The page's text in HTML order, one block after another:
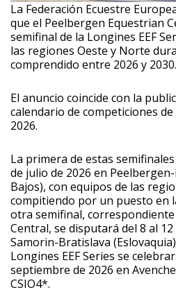
La Federación Ecuestre
que el Peelbergen Equestrian
semifinal de la Longines EEF
las regiones Oeste y Norte
comprendido entre 2026 y 2030.
El anuncio coincide con la
calendario de competiciones de
2026.
La primera de estas
de julio de 2026 en
Bajos), con equipos de las
compitiendo por un puesto en
otra semifinal,
Central, se disputará del 8 al
Samorin-Bratislava
Longines EEF Series se
septiembre de 2026 en
CSIO4*.